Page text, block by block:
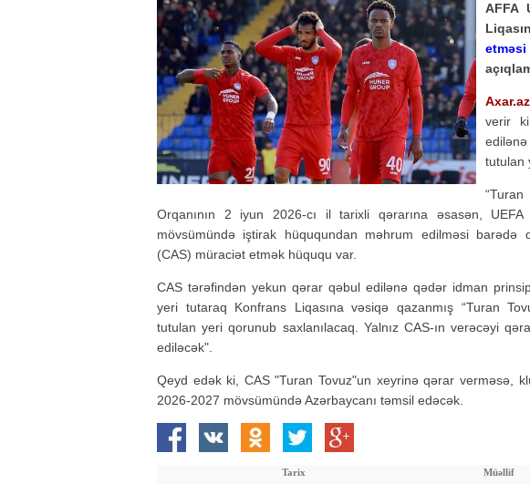
AFFA
etməsi
Axar.az
verir
tutulan
Orqanının 2 iyun 2026-cı il tarixli qərarına əsasən, UEFA
mövsümündə iştirak hüququndan məhrum edilməsi barədə
(CAS) müraciət etmək hüququ var.
CAS tərəfindən yekun qərar qəbul edilənə qədər idman
yeri tutaraq Konfrans Liqasına vəsiqə qazanmış “Turan
tutulan yeri qorunub saxlanılacaq. Yalnız CAS-ın verəcəyi
ediləcək".
Qeyd edək ki, CAS "Turan Tovuz"un xeyrinə qərar verməsə,
2026-2027 mövsümündə Azərbaycanı təmsil edəcək.
Tarix Müəllif